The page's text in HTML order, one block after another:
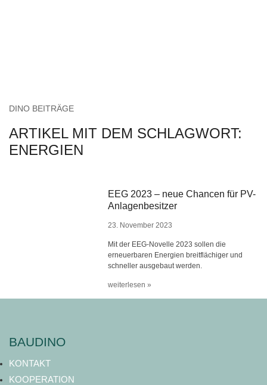
DINO BEITRÄGE
ARTIKEL MIT DEM SCHLAGWORT:
ENERGIEN
EEG 2023 – neue Chancen für PV-
Anlagenbesitzer
23. November 2023
Mit der EEG-Novelle 2023 sollen die
erneuerbaren Energien breitflächiger und
schneller ausgebaut werden.
weiterlesen »
BAUDINO
KONTAKT
KOOPERATION